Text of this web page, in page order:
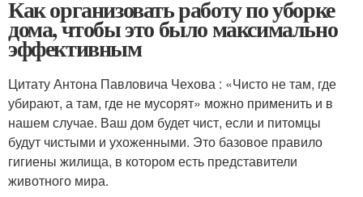
Как организовать работу по уборке
дома, чтобы это было максимально
эффективным
Цитату Антона Павловича Чехова : «Чисто не там, где
убирают, а там, где не мусорят» можно применить и в
нашем случае. Ваш дом будет чист, если и питомцы
будут чистыми и ухоженными. Это базовое правило
гигиены жилища, в котором есть представители
животного мира.